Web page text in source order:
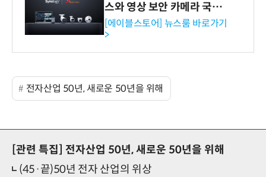
스와 영상 보안 카메라 국내
독점 판매 파트너십 체결
[에이블스토어] 뉴스룸 바로가기
>
전자산업 50년, 새로운 50년을 위해
[관련 특집] 전자산업 50년, 새로운 50년을 위해
(45·끝)50년 전자 산업의 위상